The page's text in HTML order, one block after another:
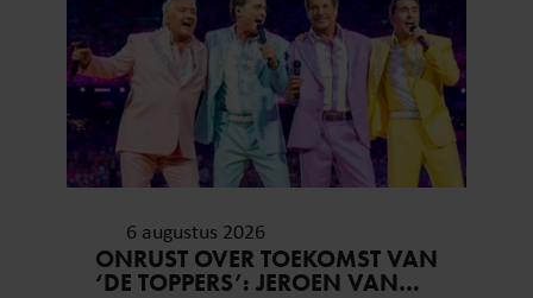
6 augustus 2026
ONRUST OVER TOEKOMST VAN
‘DE TOPPERS’: JEROEN VAN